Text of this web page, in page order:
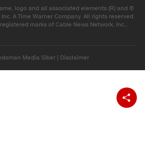
logo and all associated elements (R) and ©
A Time Warner Company. All rights reserved.
marks of Cable News Network, Inc.,
Media Siber Disclaimer